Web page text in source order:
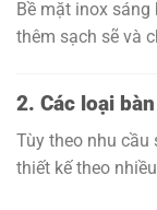
Bề mặt inox
thêm sạch sẽ và
2. Các loại
Tùy theo nhu
thiết kế theo